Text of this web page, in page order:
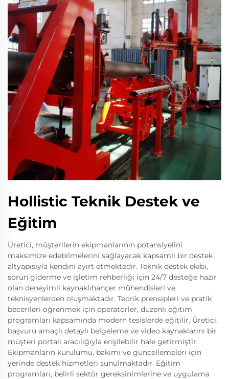
Hollistic Teknik Destek ve
Eğitim
Üretici, müşterilerin ekipmanlarının potansiyelini
maksimize edebilmelerini sağlayacak kapsamlı bir destek
altyapısıyla kendini ayırt etmektedir. Teknik destek ekibi,
sorun giderme ve işletim rehberliği için 24/7 desteğe hazır
olan deneyimli kaynaklıhançer mühendisleri ve
teknisyenlerden oluşmaktadır. Teorik prensipleri ve pratik
becerileri öğrenmek için operatörler, düzenli eğitim
programları kapsamında modern tesislerde eğitilir. Üretici,
başvuru amaçlı detaylı belgeleme ve video kaynaklarını bir
müşteri portalı aracılığıyla erişilebilir hale getirmiştir.
Ekipmanların kurulumu, bakımı ve güncellemeleri için
yerinde destek hizmetleri sunulmaktadır. Eğitim
programları, belirli sektör gereksinimlerine ve uygulama